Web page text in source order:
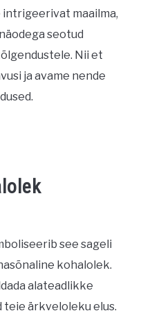
maailma,
seotud
Nii et
ja avame nende
see sageli
kohalolek.
alateadlikke
teie ärkveloleku elus.